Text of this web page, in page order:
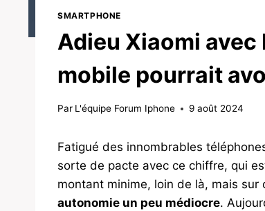
SMARTPHONE
Adieu Xiaomi
mobile pourrait
Par L'équipe Forum Iphone 9 août 2024
Fatigué des innombrables
sorte de pacte avec ce chiffre, qui
montant minime, loin de là, mais
autonomie un peu médiocre.